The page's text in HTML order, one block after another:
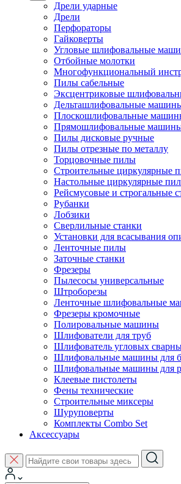
Дрели ударные
Дрели
Перфораторы
Гайковерты
Угловые шлифовальные
Отбойные молотки
Многофункциональный
Пилы сабельные
Эксцентриковые
Дельташлифовальные
Плоскошлифовальные
Прямошлифовальные
Пилы дисковые ручные
Пилы отрезные по металлу
Торцовочные пилы
Строительные циркулярные
Настольные циркулярные
Рейсмусовые и строгальные
Рубанки
Лобзики
Сверлильные станки
Установки для всасывания
Ленточные пилы
Заточные станки
Фрезеры
Пылесосы универсальные
Штроборезы
Ленточные шлифовальные
Фрезеры кромочные
Полировальные машины
Шлифователи для труб
Шлифователь угловых
Шлифовальные машины для
Шлифовальные машины для
Клеевые пистолеты
Фены технические
Строительные миксеры
Шуруповерты
Комплекты Combo Set
Аксессуары